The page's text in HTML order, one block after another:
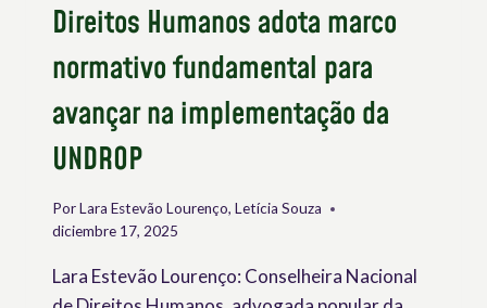
Direitos Humanos adota marco
normativo fundamental para
avançar na implementação da
UNDROP
PorLara Estevão Lourenço, Letícia Souza
diciembre 17, 2025
Lara Estevão Lourenço: Conselheira Nacional